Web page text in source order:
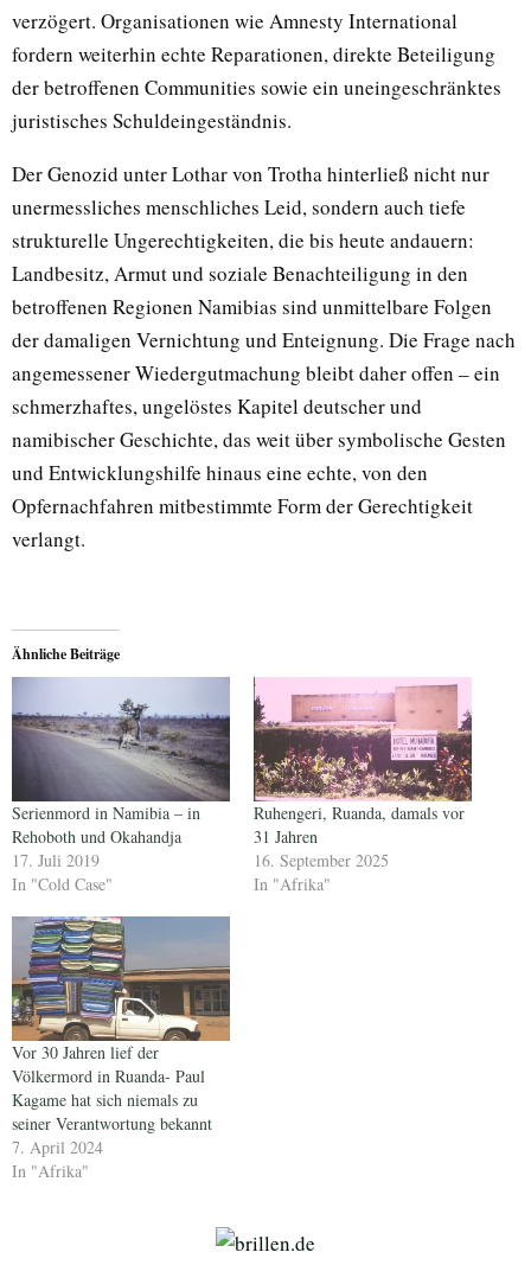
verzögert. Organisationen wie Amnesty International
fordern weiterhin echte Reparationen, direkte Beteiligung
der betroffenen Communities sowie ein uneingeschränktes
juristisches Schuldeingeständnis.
Der Genozid unter Lothar von Trotha hinterließ nicht nur
unermessliches menschliches Leid, sondern auch tiefe
strukturelle Ungerechtigkeiten, die bis heute andauern:
Landbesitz, Armut und soziale Benachteiligung in den
betroffenen Regionen Namibias sind unmittelbare Folgen
der damaligen Vernichtung und Enteignung. Die Frage nach
angemessener Wiedergutmachung bleibt daher offen – ein
schmerzhaftes, ungelöstes Kapitel deutscher und
namibischer Geschichte, das weit über symbolische Gesten
und Entwicklungshilfe hinaus eine echte, von den
Opfernachfahren mitbestimmte Form der Gerechtigkeit
verlangt.
Ähnliche Beiträge
Serienmord in Namibia – in
Rehoboth und Okahandja
17. Juli 2019
In "Cold Case"
Ruhengeri, Ruanda, damals vor
31 Jahren
16. September 2025
In "Afrika"
Vor 30 Jahren lief der
Völkermord in Ruanda- Paul
Kagame hat sich niemals zu
seiner Verantwortung bekannt
7. April 2024
In "Afrika"